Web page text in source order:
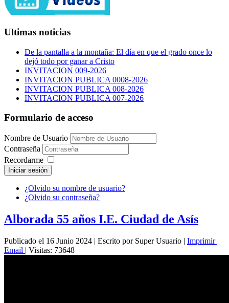
Ultimas noticias
De la pantalla a la montaña: El día en que el grado once lo
dejó todo por ganar a Cristo
INVITACION 009-2026
INVITACION PUBLICA 0008-2026
INVITACION PUBLICA 008-2026
INVITACION PUBLICA 007-2026
Formulario de acceso
Nombre de Usuario
Contraseña
Recordarme
Iniciar sesión
¿Olvido su nombre de usuario?
¿Olvido su contraseña?
Alborada 55 años I.E. Ciudad de Asís
Publicado el 16 Junio 2024 | Escrito por Super Usuario | Imprimir |
Email | Visitas: 73648